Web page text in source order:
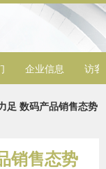
企业信息 访客
足 数码产品销售态势
销售态势